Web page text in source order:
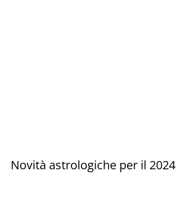
Novità astrologiche per il 2024